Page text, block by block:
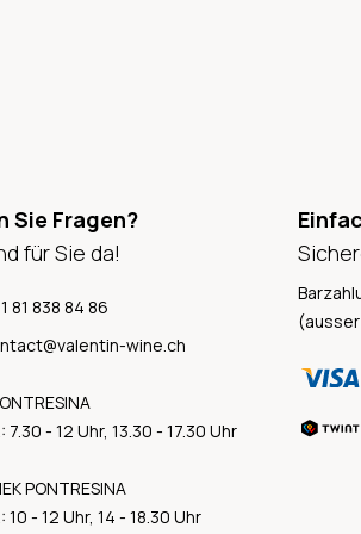
Sie Fragen?
für Sie da!
81 838 84 86
wine.ch
7.30 - 12 Uhr, 13.30 - 17.30 Uhr
PONTRESINA
10 - 12 Uhr, 14 - 18.30 Uhr